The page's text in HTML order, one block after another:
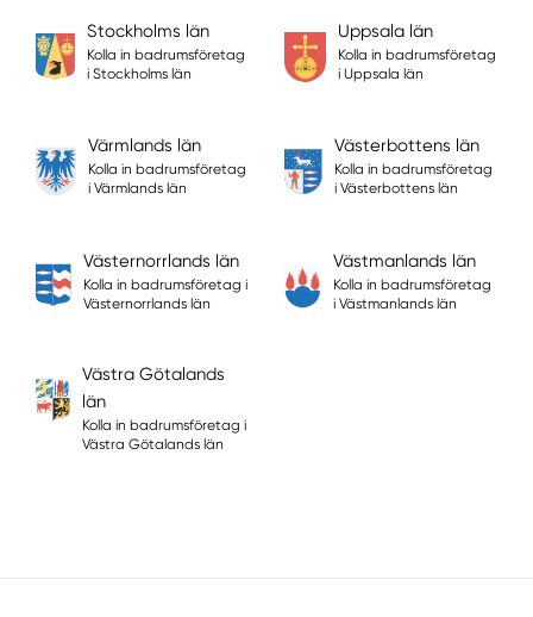
Stockholms län
Kolla in badrumsföretag
i Stockholms län
Uppsala län
Kolla in badrumsföretag
i Uppsala län
Värmlands län
Kolla in badrumsföretag
i Värmlands län
Västerbottens län
Kolla in badrumsföretag
i Västerbottens län
Västernorrlands län
Kolla in badrumsföretag i
Västernorrlands län
Västmanlands län
Kolla in badrumsföretag
i Västmanlands län
Västra Götalands
län
Kolla in badrumsföretag i
Västra Götalands län